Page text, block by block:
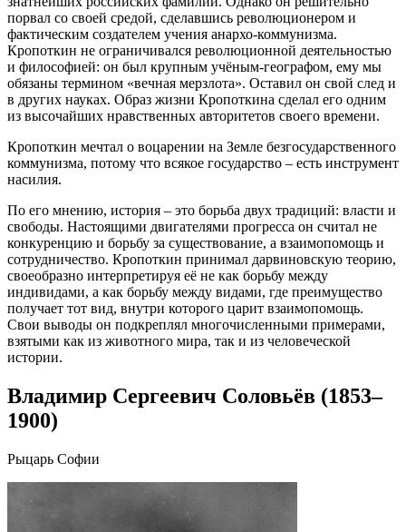
порвал со своей средой, сделавшись революционером и
фактическим создателем учения анархо-коммунизма.
Кропоткин не ограничивался революционной деятельностью
и философией: он был крупным учёным-географом, ему мы
обязаны термином «вечная мерзлота». Оставил он свой след и
в других науках. Образ жизни Кропоткина сделал его одним
из высочайших нравственных авторитетов своего времени.
Кропоткин мечтал о воцарении на Земле безгосударственного
коммунизма, потому что всякое государство – есть инструмент
насилия.
По его мнению, история – это борьба двух традиций: власти и
свободы. Настоящими двигателями прогресса он считал не
конкуренцию и борьбу за существование, а взаимопомощь и
сотрудничество. Кропоткин принимал дарвиновскую теорию,
своеобразно интерпретируя её не как борьбу между
индивидами, а как борьбу между видами, где преимущество
получает тот вид, внутри которого царит взаимопомощь.
Свои выводы он подкреплял многочисленными примерами,
взятыми как из животного мира, так и из человеческой
истории.
Владимир Сергеевич Соловьёв (1853–
1900)
Рыцарь Софии